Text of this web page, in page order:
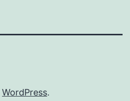
WordPress.